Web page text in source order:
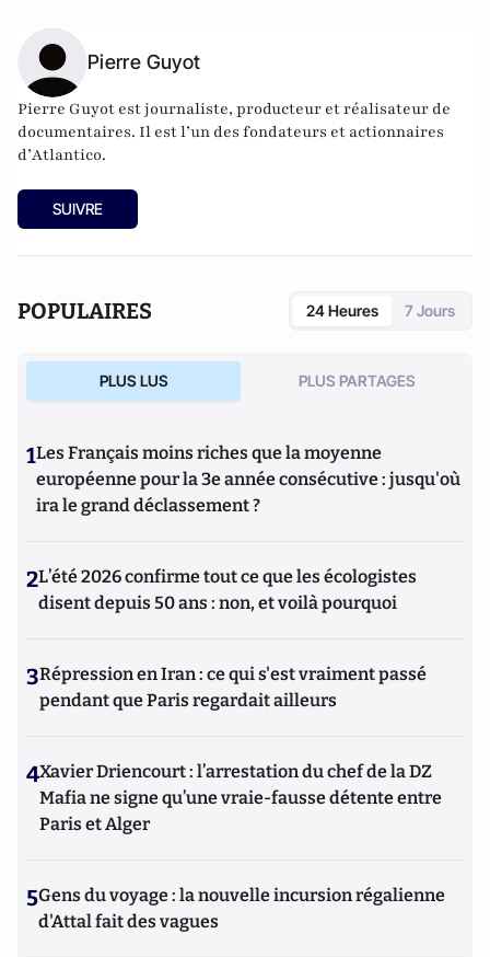
Pierre Guyot
Pierre Guyot est journaliste, producteur et réalisateur de
documentaires. Il est l’un des fondateurs et actionnaires
d’Atlantico.
SUIVRE
POPULAIRES 24 Heures 7 Jours
PLUS LUS PLUS PARTAGES
1Les Français moins riches que la moyenne
européenne pour la 3e année consécutive : jusqu'où
ira le grand déclassement ?
2L’été 2026 confirme tout ce que les écologistes
disent depuis 50 ans : non, et voilà pourquoi
3Répression en Iran : ce qui s'est vraiment passé
pendant que Paris regardait ailleurs
4Xavier Driencourt : l’arrestation du chef de la DZ
Mafia ne signe qu’une vraie-fausse détente entre
Paris et Alger
5Gens du voyage : la nouvelle incursion régalienne
d'Attal fait des vagues